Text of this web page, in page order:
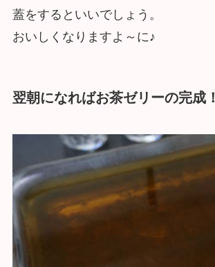
蓋をするといいでしょう。
おいしくなりますよ～に♪
翌朝になればお茶ゼリーの完成！